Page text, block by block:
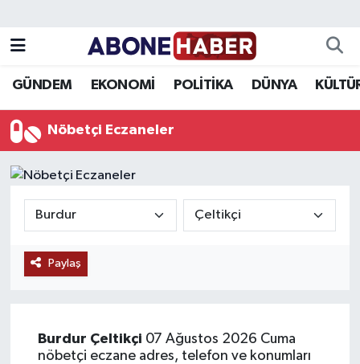
GÜNDEM EKONOMİ POLİTİKA DÜNYA
Nöbetçi Eczaneler
Paylaş
Burdur Çeltikçi 07 Ağustos 2026 Cuma
nöbetçi eczane adres, telefon ve konumları
Asayiş
Çevre
Eğitim
Süper Lig Puan Durumu ve Fikstür
Son Dakika Haberleri